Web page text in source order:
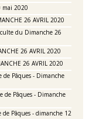
mai 2020
26 AVRIL 2020
du Dimanche 26
26 AVRIL 2020
26 AVRIL 2020
de Pâques - Dimanche
de Pâques - Dimanche
de Pâques - dimanche 12